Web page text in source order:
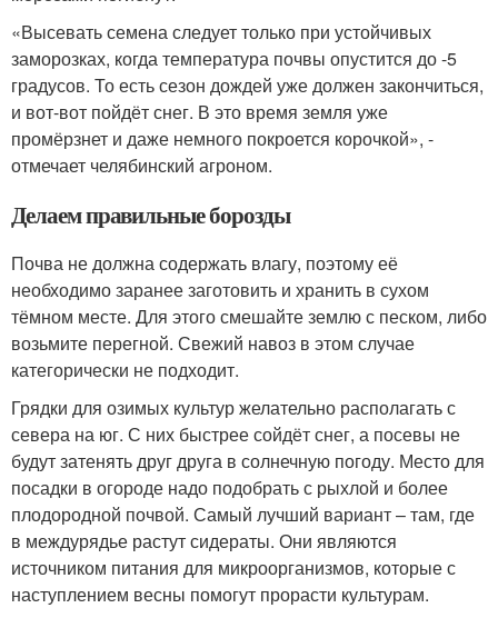
«Высевать семена следует только при устойчивых
заморозках, когда температура почвы опустится до -5
градусов. То есть сезон дождей уже должен закончиться,
и вот-вот пойдёт снег. В это время земля уже
промёрзнет и даже немного покроется корочкой», -
отмечает челябинский агроном.
Делаем правильные борозды
Почва не должна содержать влагу, поэтому её
необходимо заранее заготовить и хранить в сухом
тёмном месте. Для этого смешайте землю с песком, либо
возьмите перегной. Свежий навоз в этом случае
категорически не подходит.
Грядки для озимых культур желательно располагать с
севера на юг. С них быстрее сойдёт снег, а посевы не
будут затенять друг друга в солнечную погоду. Место для
посадки в огороде надо подобрать с рыхлой и более
плодородной почвой. Самый лучший вариант – там, где
в междурядье растут сидераты. Они являются
источником питания для микроорганизмов, которые с
наступлением весны помогут прорасти культурам.